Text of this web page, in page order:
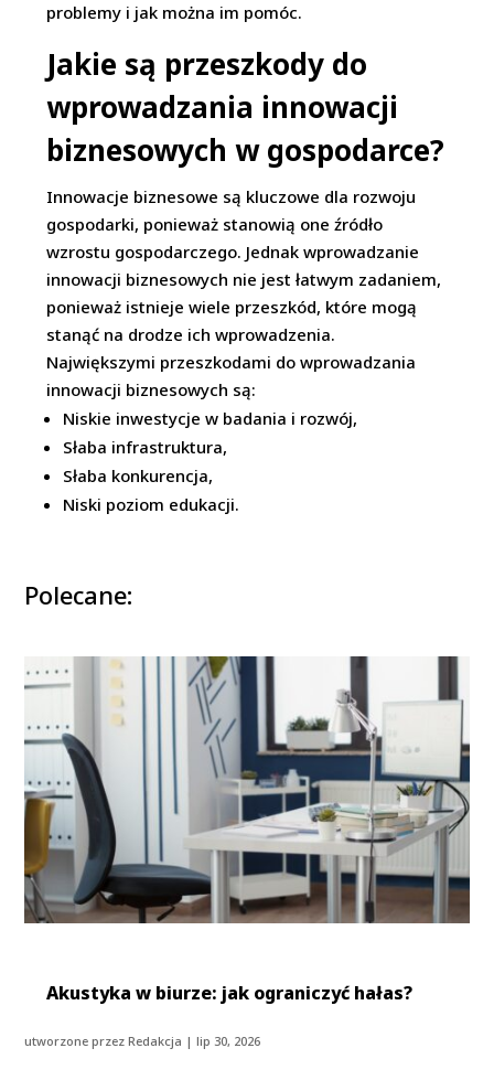
problemy i jak można im pomóc.
Jakie są przeszkody do
wprowadzania innowacji
biznesowych w gospodarce?
Innowacje biznesowe są kluczowe dla rozwoju
gospodarki, ponieważ stanowią one źródło
wzrostu gospodarczego. Jednak wprowadzanie
innowacji biznesowych nie jest łatwym zadaniem,
ponieważ istnieje wiele przeszkód, które mogą
stanąć na drodze ich wprowadzenia.
Największymi przeszkodami do wprowadzania
innowacji biznesowych są:
Niskie inwestycje w badania i rozwój,
Słaba infrastruktura,
Słaba konkurencja,
Niski poziom edukacji.
Polecane:
Akustyka w biurze: jak ograniczyć hałas?
utworzone przezRedakcja |lip 30, 2026